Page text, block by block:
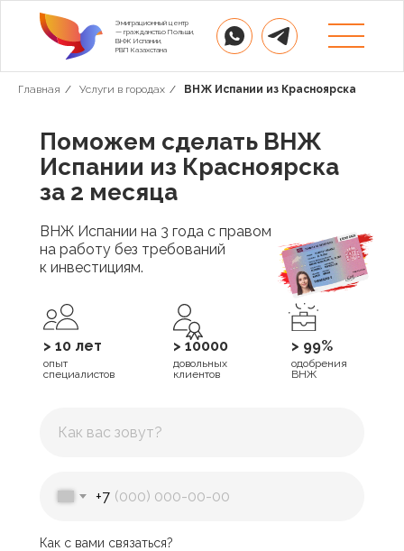
Эмиграционный центр
— гражданство Польши,
ВНЖ Испании,
РВП Казахстана
Главная / Услуги в городах / ВНЖ Испании из Красноярска
довольных
клиентов
> 10000
одобрения
ВНЖ
> 99%
опыт
специалистов
> 10 лет
Поможем сделать ВНЖ
Испании из Красноярска
за 2 месяца
ВНЖ Испании на 3 года с правом
на работу без требований
к инвестициям.
+7
Как с вами связаться?